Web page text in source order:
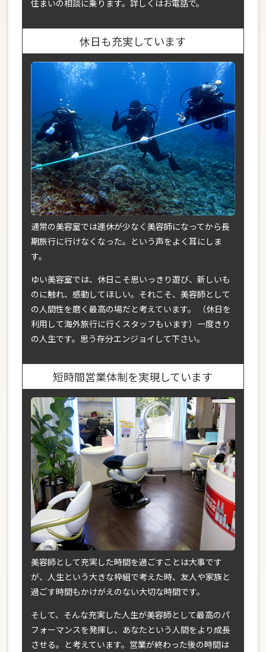
住まいの相談に乗ります。詳しくはお電話で。
休日も充実しています
通常の美容室では連休が少なく美容師になってから長
期旅行に行けなくなった。という声をよく耳にしま
す。
ゆい美容室では、休日こそ思いっきり遊び、新しいも
のに触れ、感動してほしい。それこそ、美容師として
の人間性を磨く最高の場だと考えています。 （休日を
利用して海外旅行に行くスタッフもいます）一度きり
の人生です。思う存分エンジョイして下さい。
短時間営業体制を実現しています
美容師として充実した時間を過ごすことは大事です
が、人生という大きな枠組で考えた時、友人や家族と
過ごす時間もかけがえのない大切な時間です。
そして、そんな充実した人生が美容師として最高のパ
フォーマンスを発揮し、あなたという人間をより成長
させる。と考えています。営業が終わった後の時間は